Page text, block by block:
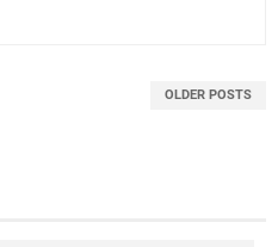
OLDER POSTS